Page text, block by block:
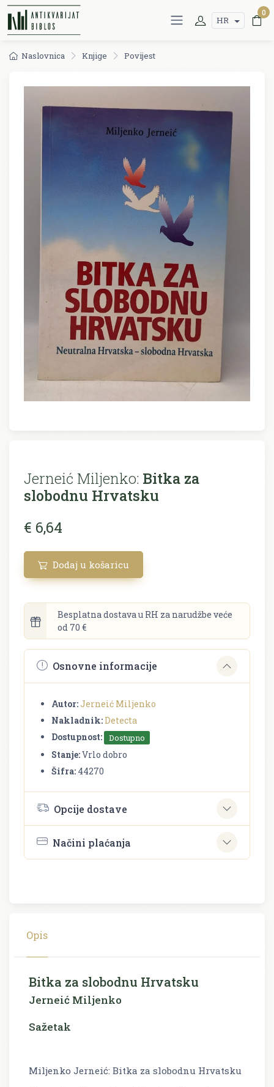
HR
0
Naslovnica Knjige Povijest
Jerneić Miljenko: Bitka za
slobodnu Hrvatsku
€ 6,64
Dodaj u košaricu
Besplatna dostava u RH za narudžbe veće
od 70 €
Osnovne informacije
Autor:Jerneić Miljenko
Nakladnik:Detecta
Dostupnost:
Dostupno
Stanje:Vrlo dobro
Šifra: 44270
Opcije dostave
Načini plaćanja
Opis
Bitka za slobodnu Hrvatsku
Jerneić Miljenko
Sažetak
Miljenko Jerneić: Bitka za slobodnu Hrvatsku